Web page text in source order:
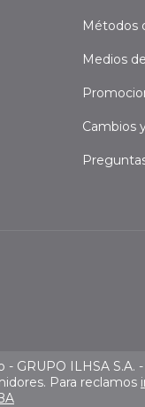
Métodos
Medios
Cambios
GRUPO ILHSA S.A.
Para reclamos